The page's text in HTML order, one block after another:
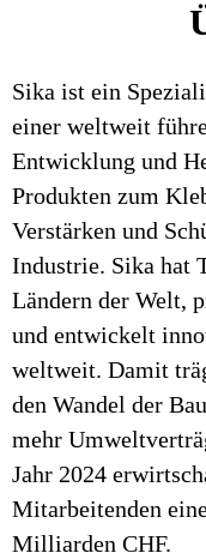
Sika ist ein
einer weltweit
Entwicklung und
Produkten zum
Verstärken und
Industrie. Sika hat
Ländern der Welt,
und entwickelt
weltweit. Damit
den Wandel der
mehr
Jahr 2024
Mitarbeitenden
Milliarden CHF.